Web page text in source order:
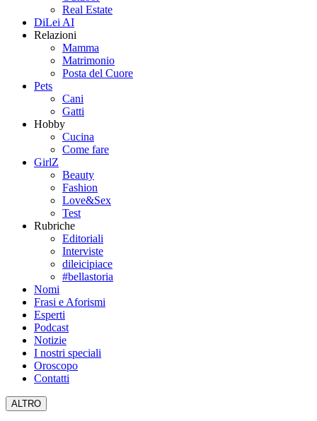
Real Estate
DiLei AI
Relazioni
Mamma
Matrimonio
Posta del Cuore
Pets
Cani
Gatti
Hobby
Cucina
Come fare
GirlZ
Beauty
Fashion
Love&Sex
Test
Rubriche
Editoriali
Interviste
dileicipiace
#bellastoria
Nomi
Frasi e Aforismi
Esperti
Podcast
Notizie
I nostri speciali
Oroscopo
Contatti
ALTRO